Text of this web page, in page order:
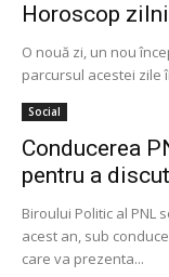
Horoscop
O nouă zi, un nou
parcursul acestei
Social
Conducerea
pentru a
Biroului Politic al PNL
acest an, sub
care va prezenta...